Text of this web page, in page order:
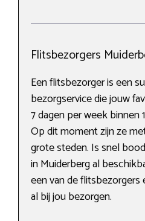
Flitsbezorgers
Een flitsbezorger is een
bezorgservice die jouw
7 dagen per week binnen
Op dit moment zijn ze
grote steden. Is snel
in Muiderberg al
een van de
al bij jou bezorgen.